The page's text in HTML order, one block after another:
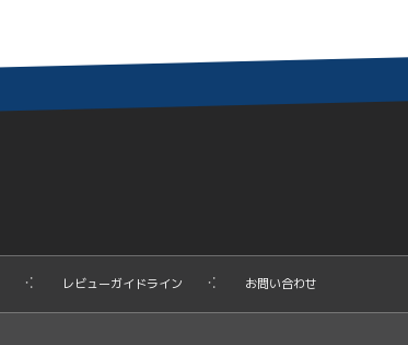
レビューガイドライン お問い合わせ